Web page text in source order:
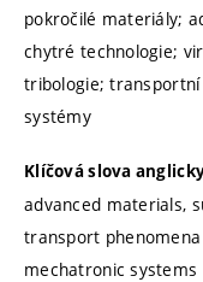
pokročilé materiály;
chytré technologie;
tribologie;
systémy
Klíčová slova
advanced materials,
transport
mechatronic systems